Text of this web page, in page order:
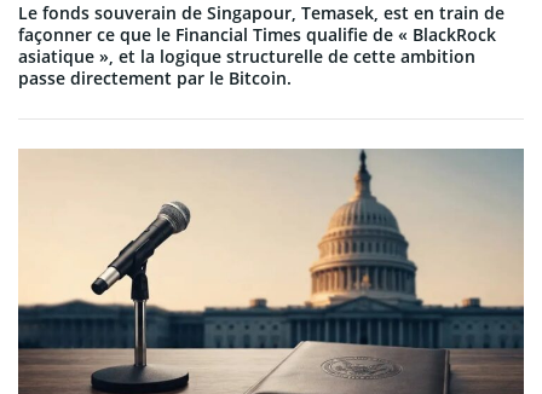
Le fonds souverain de Singapour, Temasek, est en train de
façonner ce que le Financial Times qualifie de « BlackRock
asiatique », et la logique structurelle de cette ambition
passe directement par le Bitcoin.